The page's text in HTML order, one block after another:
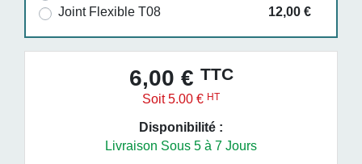
Joint Flexible T08
12,00 €
6,00 € TTC
Soit 5.00 € HT
Disponibilité :
Livraison Sous 5 à 7 Jours